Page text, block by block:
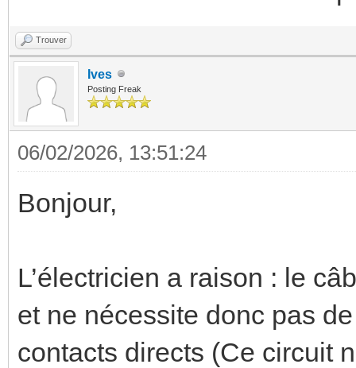
Trouver
Ives
Posting Freak
06/02/2026, 13:51:24
Bonjour,
L’électricien a raison : le
et ne nécessite donc pas
contacts directs (Ce circuit